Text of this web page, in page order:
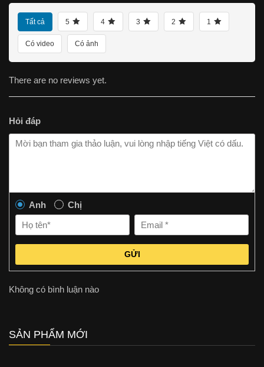
Tất cả 5 4 3 2 1
Có video Có ảnh
There are no reviews yet.
Hỏi đáp
Anh Chị
GỬI
Không có bình luận nào
SẢN PHẨM MỚI